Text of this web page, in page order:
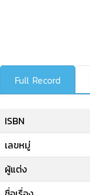
Full Record
ISBN
เลขหมู่
ผู้แต่ง